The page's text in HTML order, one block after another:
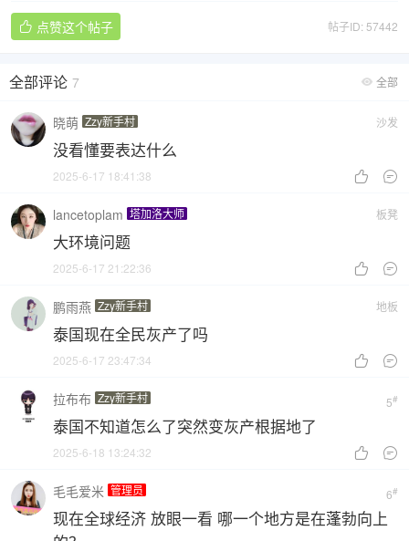
帖子ID: 57442
 点赞这个帖子
 全部
全部评论 7
沙发
晓萌 Zzy新手村
没看懂要表达什么
 
2025-6-17 18:41:38
板凳
lancetoplam 塔加洛大师
大环境问题
 
2025-6-17 21:22:36
地板
鹏雨燕 Zzy新手村
泰国现在全民灰产了吗
 
2025-6-17 23:47:34
5#
拉布布 Zzy新手村
泰国不知道怎么了突然变灰产根据地了
 
2025-6-18 13:24:32
6#
毛毛爱米 管理员
现在全球经济 放眼一看 哪一个地方是在蓬勃向上